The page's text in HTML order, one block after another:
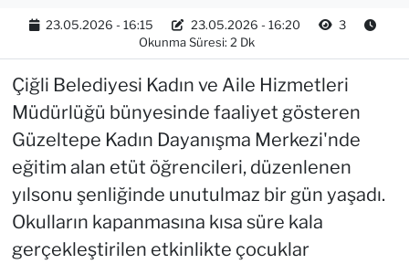
23.05.2026 - 16:15 23.05.2026 - 16:20
3
Okunma Süresi: 2 Dk
Çiğli Belediyesi Kadın ve Aile Hizmetleri
Müdürlüğü bünyesinde faaliyet gösteren
Güzeltepe Kadın Dayanışma Merkezi'nde
eğitim alan etüt öğrencileri, düzenlenen
yılsonu şenliğinde unutulmaz bir gün yaşadı.
Okulların kapanmasına kısa süre kala
gerçekleştirilen etkinlikte çocuklar